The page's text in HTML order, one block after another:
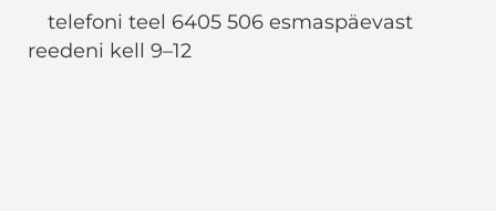
telefoni teel 6405 506 esmaspäevast
reedeni kell 9–12